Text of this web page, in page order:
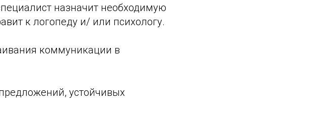
назначит необходимую
к логопеду и/ или психологу.
коммуникации в
устойчивых